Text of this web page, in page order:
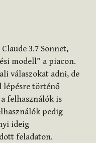
3.7 Sonnet,
modell” a piacon.
válaszokat adni, de
lépésre történő
felhasználók is
pedig
ideig
feladaton.